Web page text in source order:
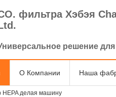
фильтра Хэбэя
решение
О Компании Наша
HEPA делая машину